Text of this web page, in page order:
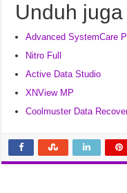
Unduh
Advanced SystemCare
Nitro Full
Active Data Studio
XNView MP
Coolmuster Data